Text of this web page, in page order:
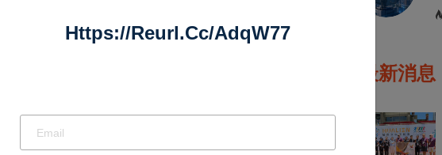
最新消息
Https://reurl.cc/adqW77